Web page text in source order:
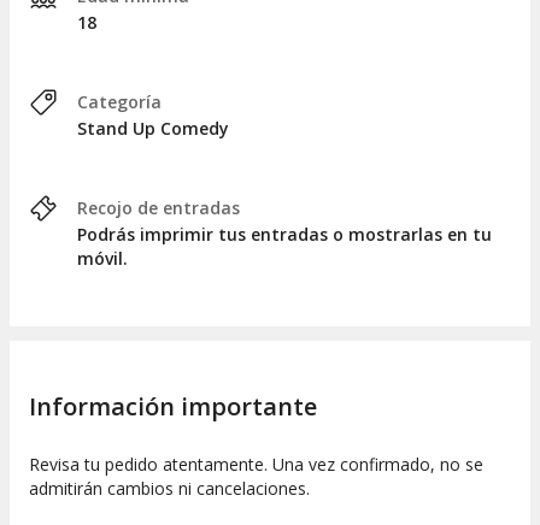
18
Categoría
Stand Up Comedy
Recojo de entradas
Podrás imprimir tus entradas o mostrarlas en tu
móvil.
Información importante
Revisa tu pedido atentamente. Una vez confirmado, no se
admitirán cambios ni cancelaciones.